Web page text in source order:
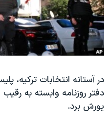
فرهنگ و زندگی
حقوق شهروندی
اقتصادی
اسرائیل در جنگ
گالری عکس
مستندها
انتخابات ریاست جمهوری آمریکا ۲۰۲۴
حمله جمهوری اسلامی به
ورزش زنان در ایران
اعتراضات زن، زندگی، آزادی
دنبال کنید
زبانهای مختلف
در آستانه انتخابات
دفتر روزنامه وابسته به
یورش برد.